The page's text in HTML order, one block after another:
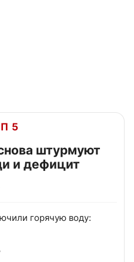
5
штурмуют
и дефицит
горячую воду: